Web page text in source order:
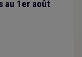
au 1er août